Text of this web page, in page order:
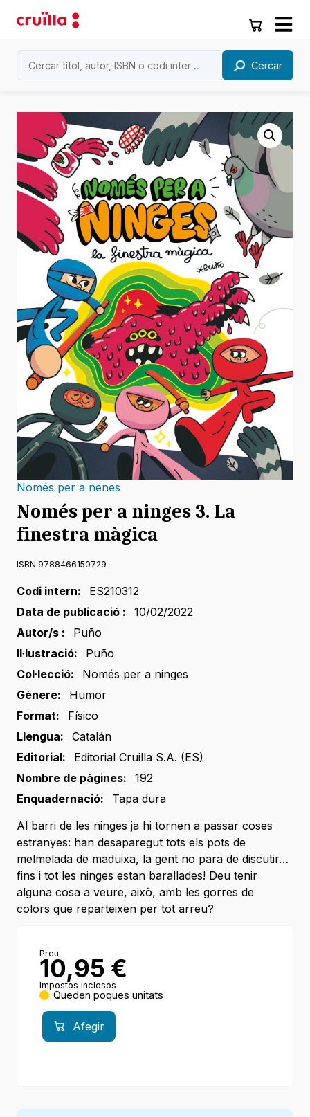
Cercar
Només per a nenes
Només per a ninges 3. La
finestra màgica
ISBN 9788466150729
Codi intern:
ES210312
Data de publicació :
10/02/2022
Autor/s :
Puño
Il·lustració:
Puño
Col·lecció:
Només per a ninges
Gènere:
Humor
Format:
Físico
Llengua:
Catalán
Editorial:
Editorial Cruilla S.A. (ES)
Nombre de pàgines:
192
Enquadernació:
Tapa dura
Al barri de les ninges ja hi tornen a passar coses
estranyes: han desaparegut tots els pots de
melmelada de maduixa, la gent no para de discutir…
fins i tot les ninges estan barallades! Deu tenir
alguna cosa a veure, això, amb les gorres de
colors que reparteixen per tot arreu?
Preu
10,95 €
Impostos inclosos
Queden poques unitats
Afegir